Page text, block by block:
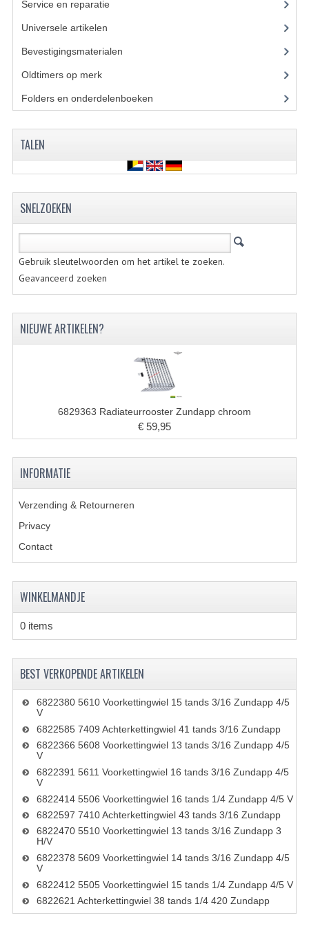
TELLER ONDERDELEN
TANK
ACCU'S EN CLAXONS
ACHTERLICHTEN
KABELBOMEN
RICHTINGAANWIJZERS
SCHAKELAARS
VOORVORK ONDERDELEN
VOORVORK COMPLEET
VOORVORK 529 TROMMEL
SPROEIERSET BING 26MM
SPROEIERSET BING KLEIN 44-021
SPROEIERSET BING ZESKANT 44-051
SPROEIERSET MIKUNI ZESKANT
CARTERDELEN
CILINDERS EN ZUIGERS
CILINDERKITS
CILINDERKOPPEN
Service en reparatie
Universele artikelen
Bevestigingsmaterialen
Oldtimers op merk(73)
Folders en onderdelenboeken
TALEN
SNELZOEKEN
Gebruik sleutelwoorden om het artikel te zoeken.
Geavanceerd zoeken
NIEUWE ARTIKELEN?
6829363 Radiateurrooster Zundapp chroom
€ 59,95
INFORMATIE
Verzending & Retourneren
Privacy
Contact
WINKELMANDJE
0 items
BEST VERKOPENDE ARTIKELEN
6822380 5610 Voorkettingwiel 15 tands 3/16 Zundapp 4/5
V
6822585 7409 Achterkettingwiel 41 tands 3/16 Zundapp
6822366 5608 Voorkettingwiel 13 tands 3/16 Zundapp 4/5
V
6822391 5611 Voorkettingwiel 16 tands 3/16 Zundapp 4/5
V
6822414 5506 Voorkettingwiel 16 tands 1/4 Zundapp 4/5 V
6822597 7410 Achterkettingwiel 43 tands 3/16 Zundapp
6822470 5510 Voorkettingwiel 13 tands 3/16 Zundapp 3
H/V
6822378 5609 Voorkettingwiel 14 tands 3/16 Zundapp 4/5
V
6822412 5505 Voorkettingwiel 15 tands 1/4 Zundapp 4/5 V
6822621 Achterkettingwiel 38 tands 1/4 420 Zundapp